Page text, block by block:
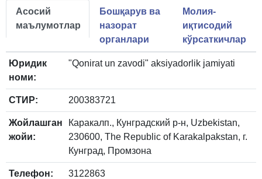
Асосий
маълумотлар
Бошқарув ва
назорат
органлари
Молия-
иқтисодий
кўрсаткичлар
Юридик
номи:
"Qonirat un zavodi" aksiyadorlik jamiyati
СТИР: 200383721
Жойлашган
жойи:
Каракалп., Кунградский р-н, Uzbekistan,
230600, The Republic of Karakalpakstan, г.
Кунград, Промзона
Телефон: 3122863